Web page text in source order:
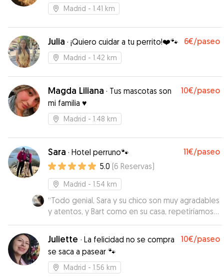
Madrid - 1.41 km
Julia · ¡Quiero cuidar a tu perrito!❤️🐾 6€/paseo
Madrid - 1.42 km
Magda Liliana · Tus mascotas son
mi familia ♥️
10€/paseo
Madrid - 1.48 km
Sara · Hotel perruno🐾 11€/paseo
5.0 (6 Reservas)
Madrid - 1.54 km
“Todo genial, Sara y su chico son muy agradables
y atentos, y Bart como en su casa, repetiríamos
seguro😊”
Juliette · La felicidad no se compra
se saca a pasear 🐾
10€/paseo
Madrid - 1.56 km